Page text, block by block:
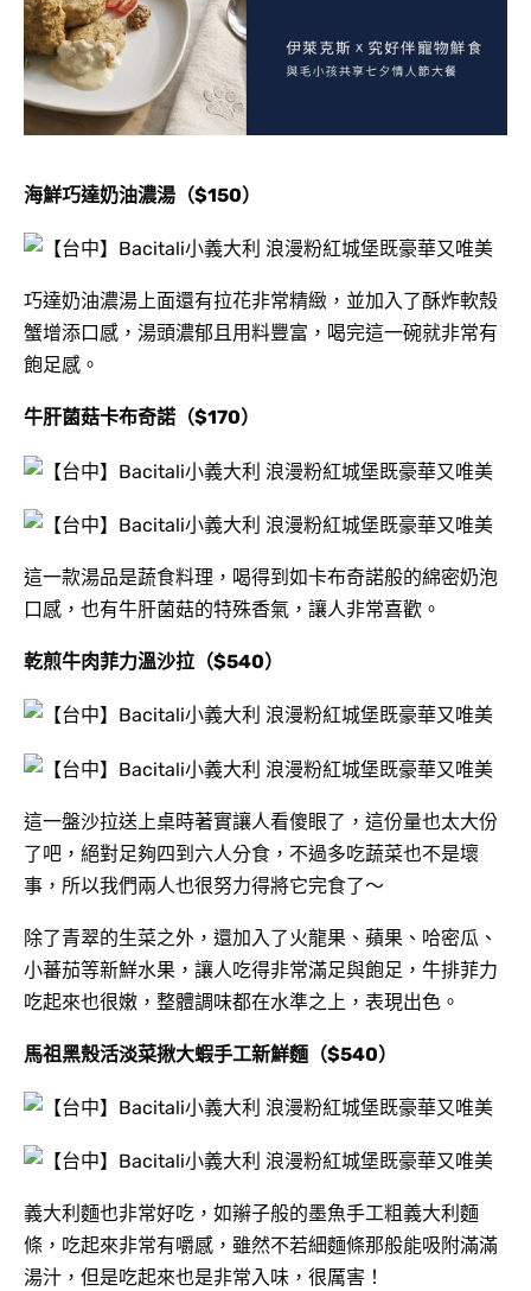
海鮮巧達奶油濃湯（$150）
巧達奶油濃湯上面還有拉花非常精緻，並加入了酥炸軟殼
蟹增添口感，湯頭濃郁且用料豐富，喝完這一碗就非常有
飽足感。
牛肝菌菇卡布奇諾（$170）
這一款湯品是蔬食料理，喝得到如卡布奇諾般的綿密奶泡
口感，也有牛肝菌菇的特殊香氣，讓人非常喜歡。
乾煎牛肉菲力溫沙拉（$540）
這一盤沙拉送上桌時著實讓人看傻眼了，這份量也太大份
了吧，絕對足夠四到六人分食，不過多吃蔬菜也不是壞
事，所以我們兩人也很努力得將它完食了～
除了青翠的生菜之外，還加入了火龍果、蘋果、哈密瓜、
小蕃茄等新鮮水果，讓人吃得非常滿足與飽足，牛排菲力
吃起來也很嫩，整體調味都在水準之上，表現出色。
馬祖黑殼活淡菜揪大蝦手工新鮮麵（$540）
義大利麵也非常好吃，如辮子般的墨魚手工粗義大利麵
條，吃起來非常有嚼感，雖然不若細麵條那般能吸附滿滿
湯汁，但是吃起來也是非常入味，很厲害！